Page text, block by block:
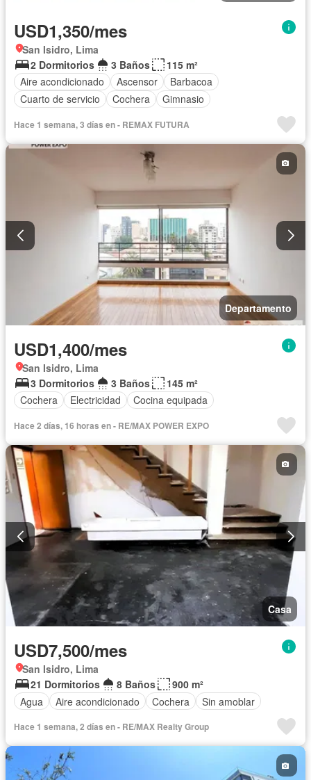
USD1,350/mes
San Isidro, Lima
2 Dormitorios
3 Baños
115 m²
Aire acondicionado
Ascensor
Barbacoa
Cuarto de servicio
Cochera Gimnasio
Hace 1 semana, 3 días en - REMAX FUTURA
Departamento
USD1,400/mes
San Isidro, Lima
3 Dormitorios
3 Baños
145 m²
Cochera
Electricidad Cocina equipada
Hace 2 días, 16 horas en - RE/MAX POWER EXPO
Casa
USD7,500/mes
San Isidro, Lima
21 Dormitorios
8 Baños
900 m²
Agua
Aire acondicionado Cochera Sin amoblar
Hace 1 semana, 2 días en - RE/MAX Realty Group